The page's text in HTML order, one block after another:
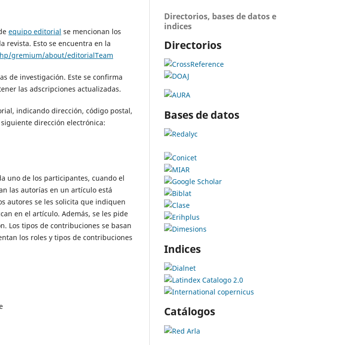
equipo editorial se mencionan los
revista. Esto se encuentra en la
gremium/about/editorialTeam
de investigación. Este se confirma
las adscripciones actualizadas.
indicando dirección, código postal,
dirección electrónica:
uno de los participantes, cuando el
las autorías en un artículo está
autores se les solicita que indiquen
en el artículo. Además, se les pide
Los tipos de contribuciones se basan
los roles y tipos de contribuciones
Directorios, bases de datos e
indices
Directorios
Bases de datos
Indices
Catálogos